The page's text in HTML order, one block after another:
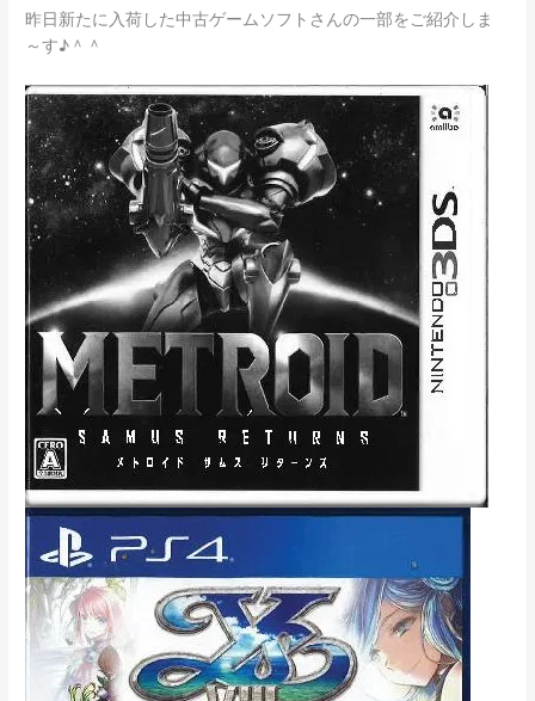
昨日新たに入荷した中古ゲームソフトさんの一部をご紹介しま
～す♪＾＾